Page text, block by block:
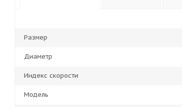
Размер
Диаметр
Индекс скорости
Модель